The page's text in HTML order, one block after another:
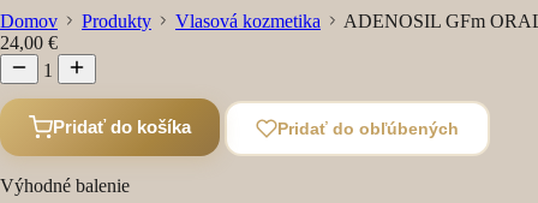
Domov Produkty Vlasová kozmetika
ADENOSIL GFm
24,00 €
1
Pridať do košíka Pridať do obľúbených
Výhodné balenie